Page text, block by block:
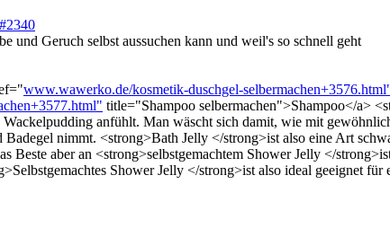
#2340
und Geruch selbst aussuchen kann und weil's so schnell geht
www.wawerko.de/kosmetik-duschgel-
title="Shampoo selbermachen">Shampoo</a>
anfühlt. Man wäscht sich damit, wie mit
nimmt. <strong>Bath Jelly </strong>ist also eine Art
aber an <strong>selbstgemachtem Shower Jelly </
Shower Jelly </strong>ist also ideal geeignet